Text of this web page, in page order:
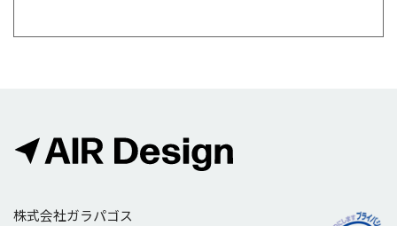
株式会社ガラパゴス